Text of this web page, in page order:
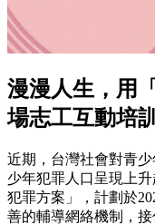
漫漫人生，用
場志工互動培
近期，台灣社會對青
少年犯罪人口呈現上
犯罪方案」，計劃於
善的輔導網絡機制，接